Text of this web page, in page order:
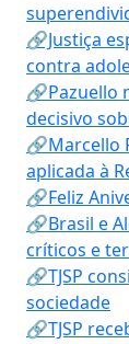
🔗Justiça
contra
🔗Pazuello
decisivo
🔗Marcello
aplicada à
🔗Feliz
🔗Brasil e
críticos e
🔗TJSP
sociedade
🔗TJSP